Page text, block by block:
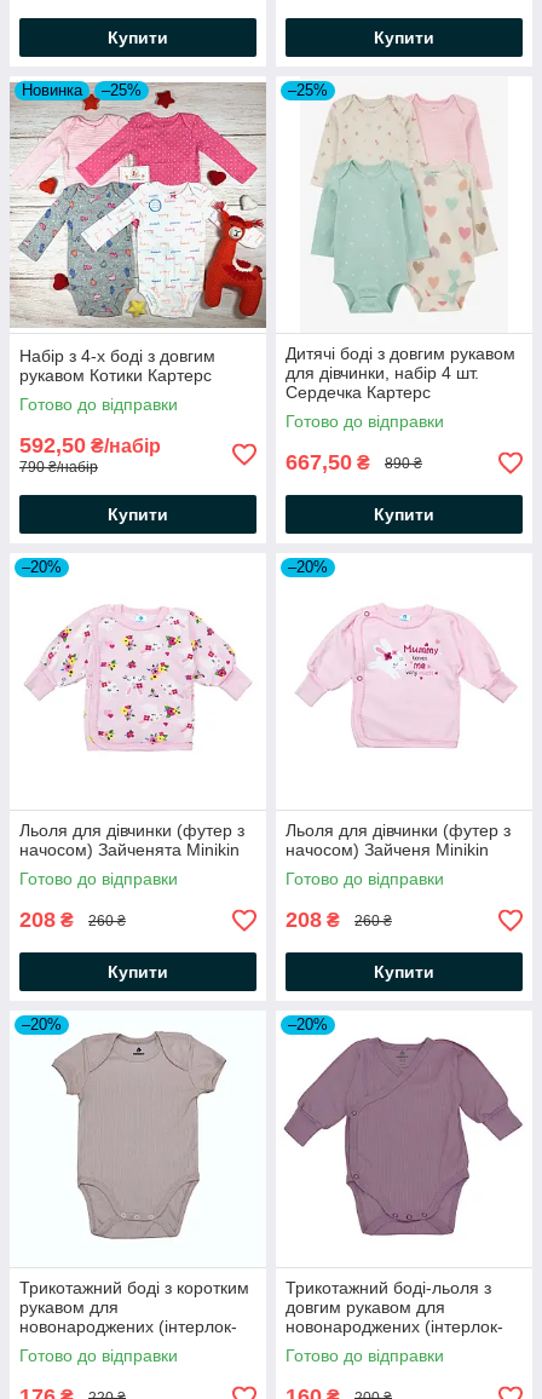
Купити Купити
Новинка –25%
Набір з 4-х боді з довгим
рукавом Котики Картерс
Готово до відправки
592,50 ₴/набір
790 ₴/набір
Купити
–25%
Дитячі боді з довгим рукавом
для дівчинки, набір 4 шт.
Сердечка Картерс
Готово до відправки
667,50 ₴ 890 ₴
Купити
–20%
Льоля для дівчинки (футер з
начосом) Зайченята Minikin
Готово до відправки
208 ₴ 260 ₴
Купити
–20%
Льоля для дівчинки (футер з
начосом) Зайченя Minikin
Готово до відправки
208 ₴ 260 ₴
Купити
–20%
Трикотажний боді з коротким
рукавом для
новонароджених (інтерлок-
рубчик) Пудра Minikin
Готово до відправки
–20%
Трикотажний боді-льоля з
довгим рукавом для
новонароджених (інтерлок-
рубчик) Ліловий Minikin
Готово до відправки